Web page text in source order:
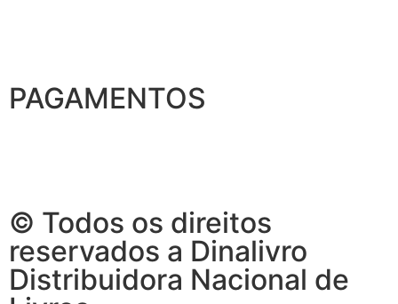
PAGAMENTOS
© Todos os direitos
reservados a Dinalivro
Distribuidora Nacional de